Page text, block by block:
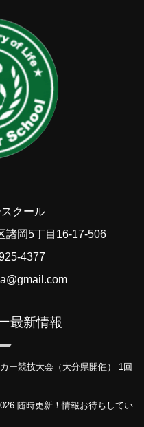
クール
諸岡5丁目16-17-506
4377
最新情報
ー競技大会（大分県開催） 1回
随時更新！情報お待ちしてい